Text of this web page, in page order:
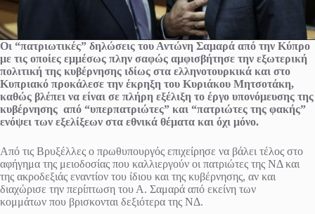
Οι “πατριωτικές” δηλώσεις του Αντώνη Σαμαρά από την Κύπρο
με τις οποίες εμμέσως πλην σαφώς αμφισβήτησε την εξωτερική
πολιτική της κυβέρνησης ιδίως στα ελληνοτουρκικά και στο
Κυπριακό προκάλεσε την έκρηξη του Κυριάκου Μητσοτάκη,
καθώς βλέπει να είναι σε πλήρη εξέλιξη το έργο υπονόμευσης της
κυβέρνησης από “υπερπατριώτες” και “πατριώτες της φακής”
ενόψει των εξελίξεων στα εθνικά θέματα και όχι μόνο.
Από τις Βρυξέλλες ο πρωθυπουργός επιχείρησε να βάλει τέλος στο
αφήγημα της μειοδοσίας που καλλιεργούν οι πατριώτες της ΝΔ και
της ακροδεξιάς εναντίον του ίδιου και της κυβέρνησης, αν και
διαχώρισε την περίπτωση του Α. Σαμαρά από εκείνη των
κομμάτων που βρισκονται δεξιότερα της ΝΔ.